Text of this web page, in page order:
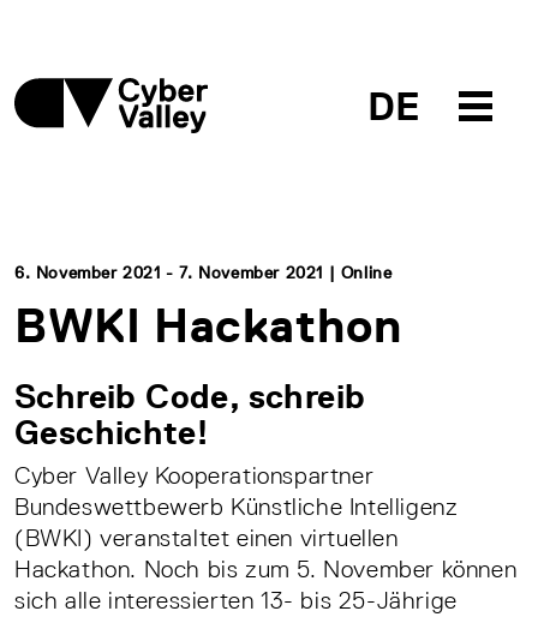
DE
6. November 2021 - 7. November 2021 | Online
BWKI Hackathon
Schreib Code, schreib
Geschichte!
Cyber Valley Kooperationspartner
Bundeswettbewerb Künstliche Intelligenz
(BWKI) veranstaltet einen virtuellen
Hackathon. Noch bis zum 5. November können
sich alle interessierten 13- bis 25-Jährige